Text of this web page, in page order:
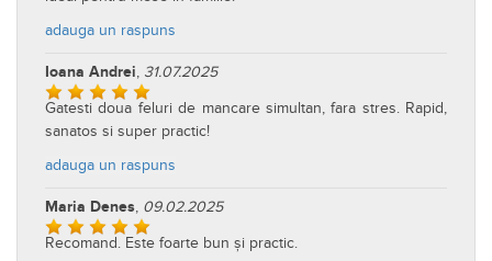
adauga un raspuns
Ioana Andrei, 31.07.2025
Gatesti doua feluri de mancare simultan, fara stres. Rapid,
sanatos si super practic!
adauga un raspuns
Maria Denes, 09.02.2025
Recomand. Este foarte bun și practic.